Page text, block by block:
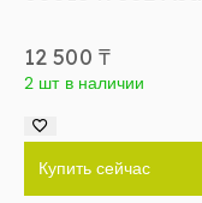
12 500 ₸
2 шт в наличии
Купить сейчас